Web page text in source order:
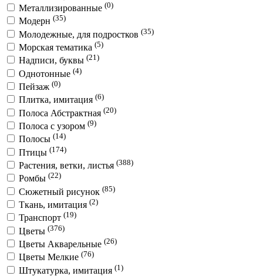
Металлизированные (0)
Модерн (35)
Молодежные, для подростков (35)
Морская тематика (5)
Надписи, буквы (21)
Однотонные (4)
Пейзаж (0)
Плитка, имитация (6)
Полоса Абстрактная (20)
Полоса с узором (9)
Полосы (14)
Птицы (174)
Растения, ветки, листья (388)
Ромбы (22)
Сюжетный рисунок (85)
Ткань, имитация (2)
Транспорт (19)
Цветы (376)
Цветы Акварельные (26)
Цветы Мелкие (76)
Штукатурка, имитация (1)